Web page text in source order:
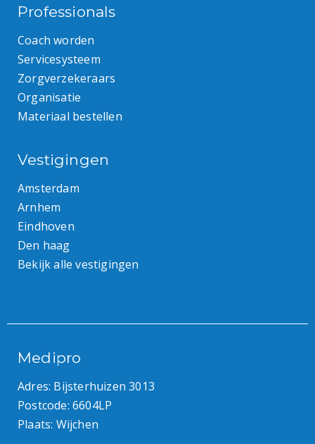
Professionals
Coach worden
Servicesysteem
Zorgverzekeraars
Organisatie
Materiaal bestellen
Vestigingen
Amsterdam
Arnhem
Eindhoven
Den haag
Bekijk alle vestigingen
Medipro
Adres: Bijsterhuizen 3013
Postcode: 6604LP
Plaats: Wijchen